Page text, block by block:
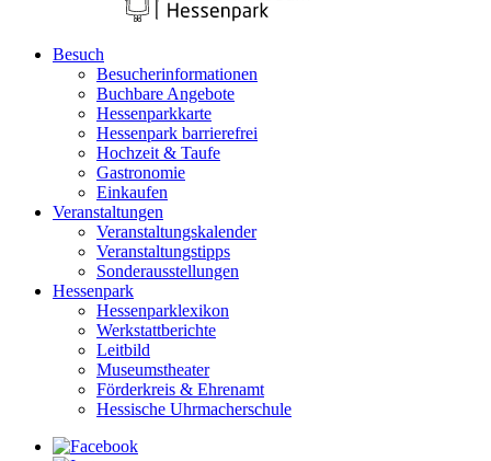
Besuch
Besucherinformationen
Buchbare Angebote
Hessenparkkarte
Hessenpark barrierefrei
Hochzeit & Taufe
Gastronomie
Einkaufen
Veranstaltungen
Veranstaltungskalender
Veranstaltungstipps
Sonderausstellungen
Hessenpark
Hessenparklexikon
Werkstattberichte
Leitbild
Museumstheater
Förderkreis & Ehrenamt
Hessische Uhrmacherschule